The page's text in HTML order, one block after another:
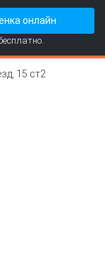
онлайн
15 ст2